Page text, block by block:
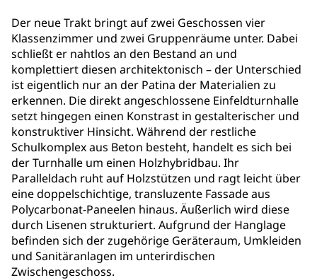
Der neue Trakt bringt auf zwei Geschossen vier
Klassenzimmer und zwei Gruppenräume unter. Dabei
schließt er nahtlos an den Bestand an und
komplettiert diesen architektonisch – der Unterschied
ist eigentlich nur an der Patina der Materialien zu
erkennen. Die direkt angeschlossene Einfeldturnhalle
setzt hingegen einen Konstrast in gestalterischer und
konstruktiver Hinsicht. Während der restliche
Schulkomplex aus Beton besteht, handelt es sich bei
der Turnhalle um einen Holzhybridbau. Ihr
Paralleldach ruht auf Holzstützen und ragt leicht über
eine doppelschichtige, transluzente Fassade aus
Polycarbonat-Paneelen hinaus. Äußerlich wird diese
durch Lisenen strukturiert. Aufgrund der Hanglage
befinden sich der zugehörige Geräteraum, Umkleiden
und Sanitäranlagen im unterirdischen
Zwischengeschoss.